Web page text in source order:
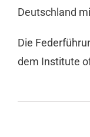
Deutschland
Die
dem Institute